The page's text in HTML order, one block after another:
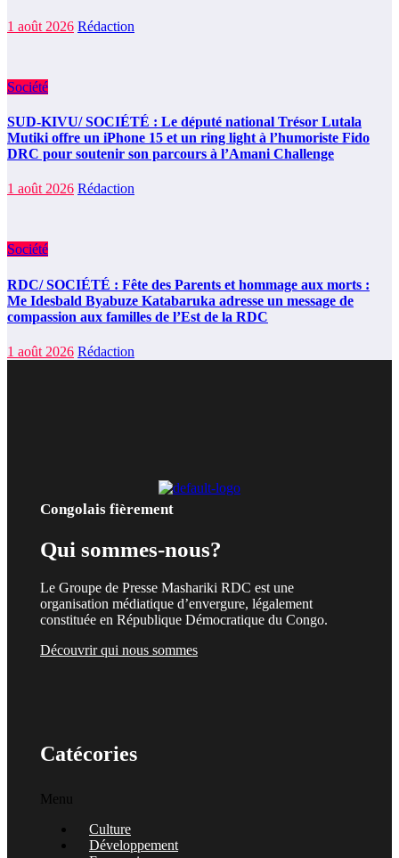
1 août 2026 Rédaction
Société
SUD-KIVU/ SOCIÉTÉ : Le député national Trésor Lutala
Mutiki offre un iPhone 15 et un ring light à l’humoriste Fido
DRC pour soutenir son parcours à l’Amani Challenge
1 août 2026 Rédaction
Société
RDC/ SOCIÉTÉ : Fête des Parents et hommage aux morts :
Me Idesbald Byabuze Katabaruka adresse un message de
compassion aux familles de l’Est de la RDC
1 août 2026 Rédaction
Congolais fièrement
Qui sommes-nous?
Le Groupe de Presse Mashariki RDC est une
organisation médiatique d’envergure, légalement
constituée en République Démocratique du Congo.
Découvrir qui nous sommes
Catécories
Menu
Culture
Développement